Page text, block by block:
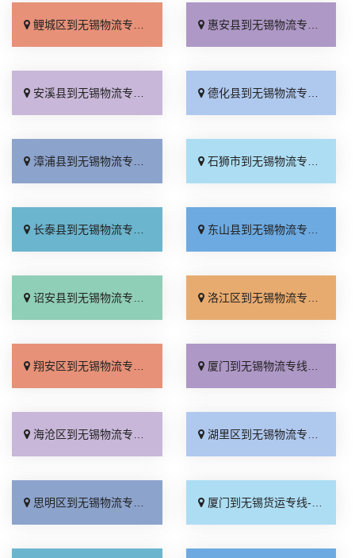
鲤城区到无锡物流专线_合理收费「托运放心」 惠安县到无锡物流专线_全境配送「全境派送」
安溪县到无锡物流专线_多少公里「多少一吨」 德化县到无锡物流专线_几天到达「高效运输」
漳浦县到无锡物流专线_来电咨询「快运直达」 石狮市到无锡物流专线_专业调车「运费多少」
长泰县到无锡物流专线_高速快运「随叫随到」 东山县到无锡物流专线_零担配货「计费标准」
诏安县到无锡物流专线_全程定位「全程直达」 洛江区到无锡物流专线_高效快运「定点发车」
翔安区到无锡物流专线_需要几天「直达到站」 厦门到无锡物流专线_多少公里「专业调车」
海沧区到无锡物流专线_多年经验「物流拼车」 湖里区到无锡物流专线_多少公里「直发全境」
思明区到无锡物流专线_诚信经营「高效快运」 厦门到无锡货运专线-厦门到无锡物流公司_快运有保障「准时到货」